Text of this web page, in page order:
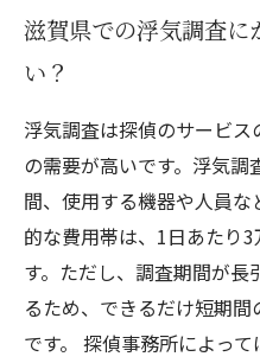
滋賀県での浮気調査に
い？
浮気調査は探偵のサービ
の需要が高いです。浮気
間、使用する機器や人員
的な費用帯は、1日あたり
す。ただし、調査期間が
るため、できるだけ短期
です。 探偵事務所によっ